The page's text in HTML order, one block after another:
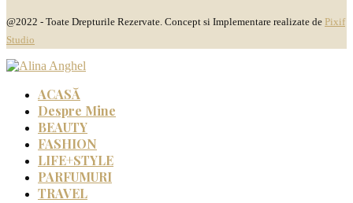
@2022 - Toate Drepturile Rezervate. Concept si Implementare realizate de Pixif
Studio
ACASĂ
Despre Mine
BEAUTY
FASHION
LIFE+STYLE
PARFUMURI
TRAVEL